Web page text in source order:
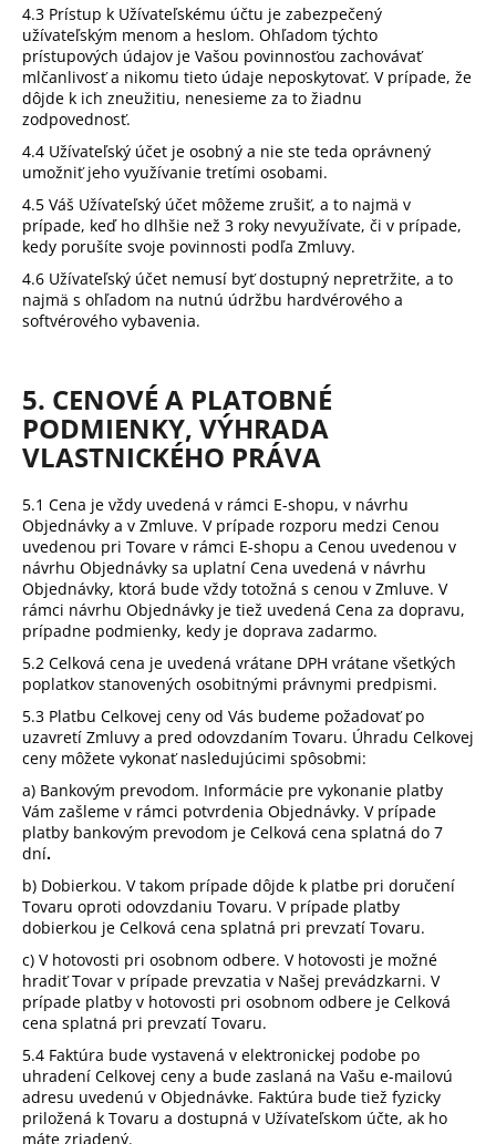
4.3 Prístup k Užívateľskému účtu je zabezpečený
užívateľským menom a heslom. Ohľadom týchto
prístupových údajov je Vašou povinnosťou zachovávať
mlčanlivosť a nikomu tieto údaje neposkytovať. V prípade, že
dôjde k ich zneužitiu, nenesieme za to žiadnu
zodpovednosť.
4.4 Užívateľský účet je osobný a nie ste teda oprávnený
umožniť jeho využívanie tretími osobami.
4.5 Váš Užívateľský účet môžeme zrušiť, a to najmä v
prípade, keď ho dlhšie než 3 roky nevyužívate, či v prípade,
kedy porušíte svoje povinnosti podľa Zmluvy.
4.6 Užívateľský účet nemusí byť dostupný nepretržite, a to
najmä s ohľadom na nutnú údržbu hardvérového a
softvérového vybavenia.
5. CENOVÉ A PLATOBNÉ
PODMIENKY, VÝHRADA
VLASTNICKÉHO PRÁVA
5.1 Cena je vždy uvedená v rámci E-shopu, v návrhu
Objednávky a v Zmluve. V prípade rozporu medzi Cenou
uvedenou pri Tovare v rámci E-shopu a Cenou uvedenou v
návrhu Objednávky sa uplatní Cena uvedená v návrhu
Objednávky, ktorá bude vždy totožná s cenou v Zmluve. V
rámci návrhu Objednávky je tiež uvedená Cena za dopravu,
prípadne podmienky, kedy je doprava zadarmo.
5.2 Celková cena je uvedená vrátane DPH vrátane všetkých
poplatkov stanovených osobitnými právnymi predpismi.
5.3 Platbu Celkovej ceny od Vás budeme požadovať po
uzavretí Zmluvy a pred odovzdaním Tovaru. Úhradu Celkovej
ceny môžete vykonať nasledujúcimi spôsobmi:
a) Bankovým prevodom. Informácie pre vykonanie platby
Vám zašleme v rámci potvrdenia Objednávky. V prípade
platby bankovým prevodom je Celková cena splatná do 7
dní.
b) Dobierkou. V takom prípade dôjde k platbe pri doručení
Tovaru oproti odovzdaniu Tovaru. V prípade platby
dobierkou je Celková cena splatná pri prevzatí Tovaru.
c) V hotovosti pri osobnom odbere. V hotovosti je možné
hradiť Tovar v prípade prevzatia v Našej prevádzkarni. V
prípade platby v hotovosti pri osobnom odbere je Celková
cena splatná pri prevzatí Tovaru.
5.4 Faktúra bude vystavená v elektronickej podobe po
uhradení Celkovej ceny a bude zaslaná na Vašu e-mailovú
adresu uvedenú v Objednávke. Faktúra bude tiež fyzicky
priložená k Tovaru a dostupná v Užívateľskom účte, ak ho
máte zriadený.